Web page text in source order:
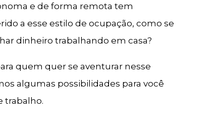
e de forma remota tem
a esse estilo de ocupação, como se
dinheiro trabalhando em casa?
quem quer se aventurar nesse
algumas possibilidades para você
trabalho.